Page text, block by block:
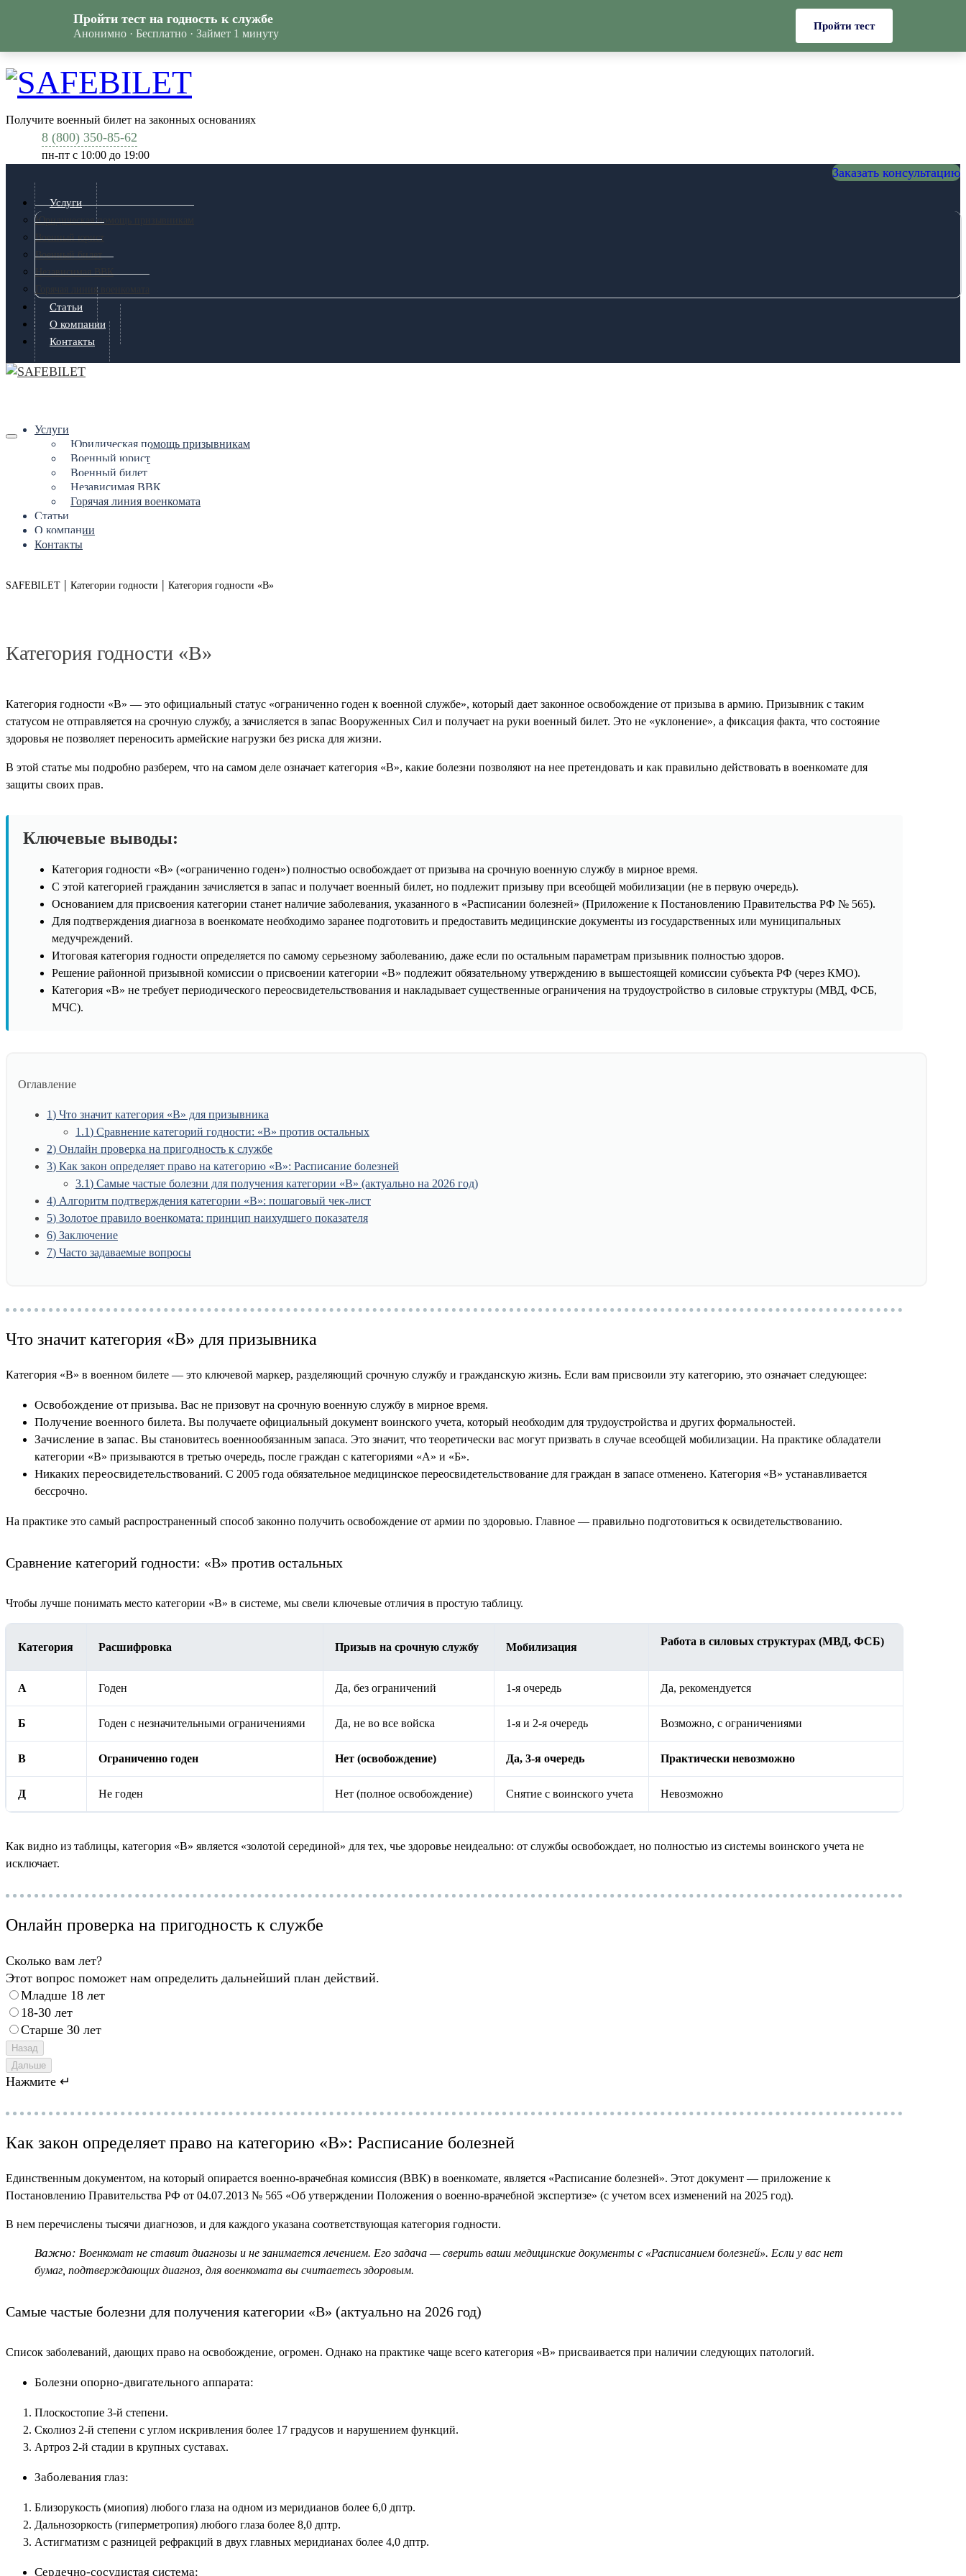
Получите военный билет на законных основаниях
8 (800) 350-85-62
пн-пт c 10:00 до 19:00
Заказать консультацию
Услуги
Юридическая помощь призывникам
Военный юрист
Военный билет
Независимая ВВК
Горячая линия военкомата
Статьи
О компании
Контакты
Услуги
Юридическая помощь призывникам
Военный юрист
Военный билет
Независимая ВВК
Горячая линия военкомата
Статьи
О компании
Контакты
SAFEBILET | Категории годности | Категория годности «В»
Категория годности «В»
Категория годности «В» — это официальный статус «ограниченно годен к военной службе», который дает законное освобождение от призыва в армию. Призывник с таким
статусом не отправляется на срочную службу, а зачисляется в запас Вооруженных Сил и получает на руки военный билет. Это не «уклонение», а фиксация факта, что состояние
здоровья не позволяет переносить армейские нагрузки без риска для жизни.
В этой статье мы подробно разберем, что на самом деле означает категория «В», какие болезни позволяют на нее претендовать и как правильно действовать в военкомате для
защиты своих прав.
Ключевые выводы:
Категория годности «В» («ограниченно годен») полностью освобождает от призыва на срочную военную службу в мирное время.
С этой категорией гражданин зачисляется в запас и получает военный билет, но подлежит призыву при всеобщей мобилизации (не в первую очередь).
Основанием для присвоения категории станет наличие заболевания, указанного в «Расписании болезней» (Приложение к Постановлению Правительства РФ № 565).
Для подтверждения диагноза в военкомате необходимо заранее подготовить и предоставить медицинские документы из государственных или муниципальных
медучреждений.
Итоговая категория годности определяется по самому серьезному заболеванию, даже если по остальным параметрам призывник полностью здоров.
Решение районной призывной комиссии о присвоении категории «В» подлежит обязательному утверждению в вышестоящей комиссии субъекта РФ (через КМО).
Категория «В» не требует периодического переосвидетельствования и накладывает существенные ограничения на трудоустройство в силовые структуры (МВД, ФСБ,
МЧС).
Оглавление
1 Что значит категория «В» для призывника
1.1 Сравнение категорий годности: «В» против остальных
2 Онлайн проверка на пригодность к службе
3 Как закон определяет право на категорию «В»: Расписание болезней
3.1 Самые частые болезни для получения категории «В» (актуально на 2026 год)
4 Алгоритм подтверждения категории «В»: пошаговый чек-лист
5 Золотое правило военкомата: принцип наихудшего показателя
6 Заключение
7 Часто задаваемые вопросы
Что значит категория «В» для призывника
Категория «В» в военном билете — это ключевой маркер, разделяющий срочную службу и гражданскую жизнь. Если вам присвоили эту категорию, это означает следующее:
Освобождение от призыва. Вас не призовут на срочную военную службу в мирное время.
Получение военного билета. Вы получаете официальный документ воинского учета, который необходим для трудоустройства и других формальностей.
Зачисление в запас. Вы становитесь военнообязанным запаса. Это значит, что теоретически вас могут призвать в случае всеобщей мобилизации. На практике обладатели
категории «В» призываются в третью очередь, после граждан с категориями «А» и «Б».
Никаких переосвидетельствований. С 2005 года обязательное медицинское переосвидетельствование для граждан в запасе отменено. Категория «В» устанавливается
бессрочно.
На практике это самый распространенный способ законно получить освобождение от армии по здоровью. Главное — правильно подготовиться к освидетельствованию.
Сравнение категорий годности: «В» против остальных
Чтобы лучше понимать место категории «В» в системе, мы свели ключевые отличия в простую таблицу.
Категория Расшифровка Призыв на срочную службу Мобилизация Работа в силовых структурах (МВД, ФСБ)
А Годен Да, без ограничений 1-я очередь Да, рекомендуется
Б Годен с незначительными ограничениями Да, не во все войска 1-я и 2-я очередь Возможно, с ограничениями
В Ограниченно годен Нет (освобождение) Да, 3-я очередь Практически невозможно
Д Не годен Нет (полное освобождение) Снятие с воинского учета Невозможно
Как видно из таблицы, категория «В» является «золотой серединой» для тех, чье здоровье неидеально: от службы освобождает, но полностью из системы воинского учета не
исключает.
Онлайн проверка на пригодность к службе
Сколько вам лет?
Этот вопрос поможет нам определить дальнейший план действий.
Младше 18 лет
18-30 лет
Старше 30 лет
Назад
Дальше
Нажмите ↵
Как закон определяет право на категорию «В»: Расписание болезней
Единственным документом, на который опирается военно-врачебная комиссия (ВВК) в военкомате, является «Расписание болезней». Этот документ — приложение к
Постановлению Правительства РФ от 04.07.2013 № 565 «Об утверждении Положения о военно-врачебной экспертизе» (с учетом всех изменений на 2025 год).
В нем перечислены тысячи диагнозов, и для каждого указана соответствующая категория годности.
Важно: Военкомат не ставит диагнозы и не занимается лечением. Его задача — сверить ваши медицинские документы с «Расписанием болезней». Если у вас нет
бумаг, подтверждающих диагноз, для военкомата вы считаетесь здоровым.
Самые частые болезни для получения категории «В» (актуально на 2026 год)
Список заболеваний, дающих право на освобождение, огромен. Однако на практике чаще всего категория «В» присваивается при наличии следующих патологий.
Болезни опорно-двигательного аппарата:
Плоскостопие 3-й степени.
Сколиоз 2-й степени с углом искривления более 17 градусов и нарушением функций.
Артроз 2-й стадии в крупных суставах.
Заболевания глаз:
Близорукость (миопия) любого глаза на одном из меридианов более 6,0 дптр.
Дальнозоркость (гиперметропия) любого глаза более 8,0 дптр.
Астигматизм с разницей рефракций в двух главных меридианах более 4,0 дптр.
Сердечно-сосудистая система:
Пройти тест на годность к службе
Анонимно · Бесплатно · Займет 1 минуту
Пройти тест